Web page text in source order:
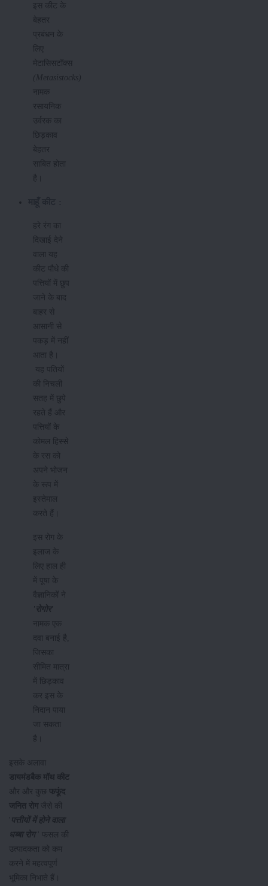
इस कीट के
बेहतर
प्रबंधन के
लिए
मेटासिसटॉक्स
(Metasistocks)
नामक
रसायनिक
उर्वरक का
छिड़काव
बेहतर
साबित होता
है।
हरे रंग का
दिखाई देने
वाला यह
कीट पौधे की
पत्तियों में छुप
जाने के बाद
बाहर से
आसानी से
पकड़ में नहीं
आता है।
यह पतियों
की निचली
सतह में छुपे
रहते हैं और
पत्तियों के
कोमल हिस्से
के रस को
अपने भोजन
के रूप में
इस्तेमाल
करते हैं।
इस रोग के
इलाज के
लिए हाल ही
में पूषा के
वैज्ञानिकों ने
'रोगोर'
नामक एक
दवा बनाई है,
जिसका
सीमित मात्रा
में छिड़काव
कर इस के
निदान पाया
जा सकता
है।
इसके अलावा
डायमंडबैक मॉथ कीट
और और कुछ फफूंद
जनित रोगजैसे की
पत्तीयों में होने वाला
धब्बा रोग
' फसल की
उत्पादकता को कम
करने में महत्वपूर्ण
भूमिका निभाते हैं।